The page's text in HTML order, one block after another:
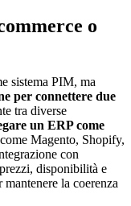
o
sistema PIM, ma
per connettere due
tra diverse
un ERP come
come Magento, Shopify,
con
disponibilità e
la coerenza